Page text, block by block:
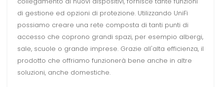
di gestione ed opzioni di protezione. Utilizzando UniFi
possiamo creare una rete composta di tanti punti di
accesso che coprono grandi spazi, per esempio albergi,
sale, scuole o grande imprese. Grazie all'alta efficienza, il
prodotto che offriamo funzionerà bene anche in altre
soluzioni, anche domestiche.